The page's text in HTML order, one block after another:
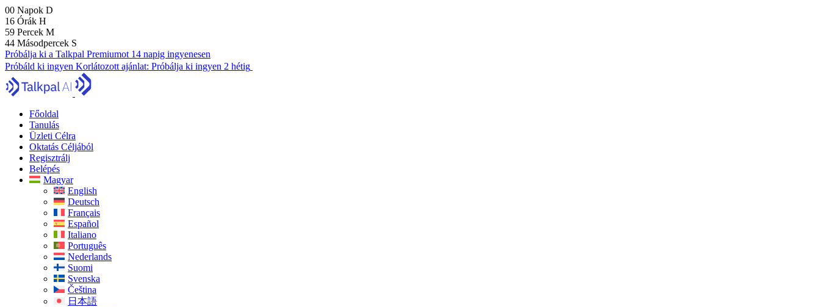
00 Napok D
16 Órák H
59 Percek M
43 Másodpercek S
Próbálja ki a Talkpal Premiumot 14 napig ingyenesen
Próbáld ki ingyen Korlátozott ajánlat: Próbálja ki ingyen 2 hétig
Főoldal
Tanulás
Üzleti Célra
Oktatás Céljából
Regisztrálj
Belépés
Magyar
English
Deutsch
Français
Español
Italiano
Português
Nederlands
Suomi
Svenska
Čeština
日本語